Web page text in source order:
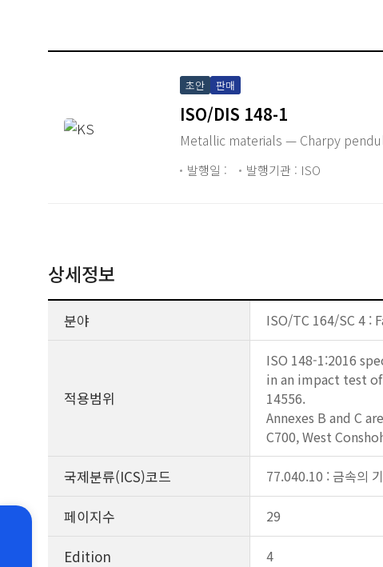
초안 판매
ISO/DIS 148-1
Metallic materials — Charpy
발행일 : 발행기관 : ISO
상세정보
분야 ISO/TC 164/SC 4 :
적용범위
ISO 148-1:2016
in an impact test
14556.
Annexes B and C
C700, West
국제분류(ICS)코드 77.040.10 : 금속의
페이지수 29
Edition 4